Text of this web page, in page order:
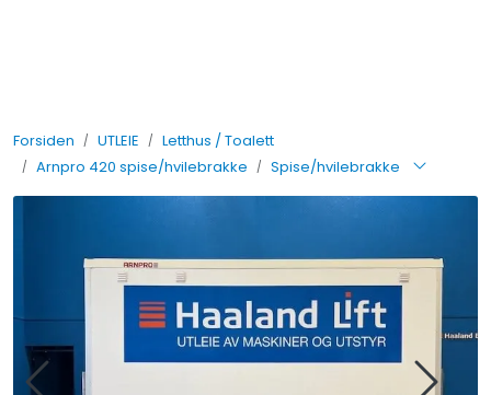
Forsiden UTLEIE
Letthus / Toalett
Arnpro 420 spise/hvilebrakke
Spise/hvilebrakke
SALG
AVDELINGER